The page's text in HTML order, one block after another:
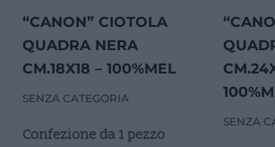
“CANON” CIOTOLA
QUADRA NERA
CM.18X18 – 100%MEL
SENZA CATEGORIA
Confezione da 1 pezzo
SENZA